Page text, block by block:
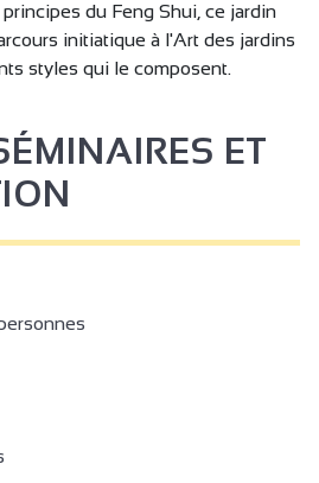
du Feng Shui, ce jardin
initiatique à l'Art des jardins
styles qui le composent.
ET